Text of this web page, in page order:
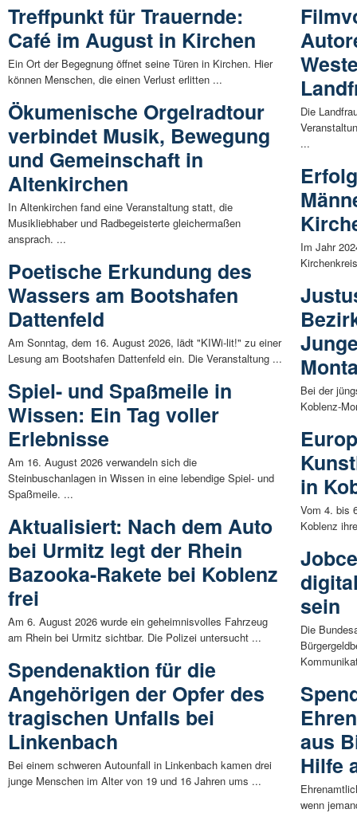
Treffpunkt für Trauernde:
Café im August in Kirchen
Ein Ort der Begegnung öffnet seine Türen in Kirchen. Hier
können Menschen, die einen Verlust erlitten ...
Ökumenische Orgelradtour
verbindet Musik, Bewegung
und Gemeinschaft in
Altenkirchen
In Altenkirchen fand eine Veranstaltung statt, die
Musikliebhaber und Radbegeisterte gleichermaßen
ansprach. ...
Poetische Erkundung des
Wassers am Bootshafen
Dattenfeld
Am Sonntag, dem 16. August 2026, lädt "KIWi-lit!" zu einer
Lesung am Bootshafen Dattenfeld ein. Die Veranstaltung ...
Spiel- und Spaßmeile in
Wissen: Ein Tag voller
Erlebnisse
Am 16. August 2026 verwandeln sich die
Steinbuschanlagen in Wissen in eine lebendige Spiel- und
Spaßmeile. ...
Aktualisiert: Nach dem Auto
bei Urmitz legt der Rhein
Bazooka-Rakete bei Koblenz
frei
Am 6. August 2026 wurde ein geheimnisvolles Fahrzeug
am Rhein bei Urmitz sichtbar. Die Polizei untersucht ...
Spendenaktion für die
Angehörigen der Opfer des
tragischen Unfalls bei
Linkenbach
Bei einem schweren Autounfall in Linkenbach kamen drei
junge Menschen im Alter von 19 und 16 Jahren ums ...
Die
...
Im Jahr
Bei der
Koblenz-
in
Vom 4. bis
Koblenz
sein
Die
aus
Hilfe
wenn